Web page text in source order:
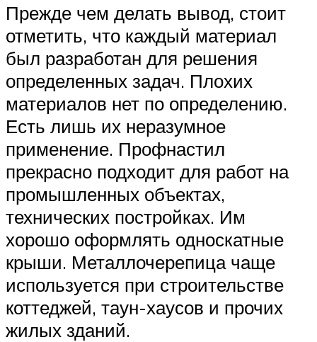
Прежде чем делать вывод, стоит
отметить, что каждый материал
был разработан для решения
определенных задач. Плохих
материалов нет по определению.
Есть лишь их неразумное
применение. Профнастил
прекрасно подходит для работ на
промышленных объектах,
технических постройках. Им
хорошо оформлять односкатные
крыши. Металлочерепица чаще
используется при строительстве
коттеджей, таун-хаусов и прочих
жилых зданий.